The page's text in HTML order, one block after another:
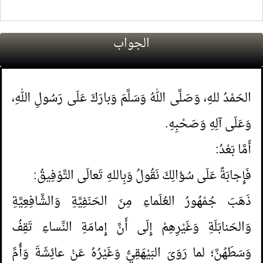
الجواب
الحَمْدُ للهِ، وَصَلَّى اللهُ وَسَلَّمَ وَبارَكَ عَلَى رَسُولِ اللهِ،
وَعَلَى آلِهِ وَصَحْبِهِ.
أَمَّا بَعْدُ:
فَإِجابَةً عَلَى سُؤالِكَ نَقُولُ وَبِاللهِ تَعالَى التَّوْفِيقُ:
ذَهَبَ جُمْهُورُ العُلَماءِ مِنَ الحَنَفِيَّةِ وَالشَّافِعِيَّةِ
وَالحَنابَلَةِ وَغَيْرِهِمْ إِلَى أَنَّ إِمامَةِ النِّساءِ تَقِفُ
وَسَطَهُنَّ؛ لما رَوَىَ البَيْهَقِيُّ وَغَيْرُهُ عَنْ عائِشَةَ وَأُمِّ